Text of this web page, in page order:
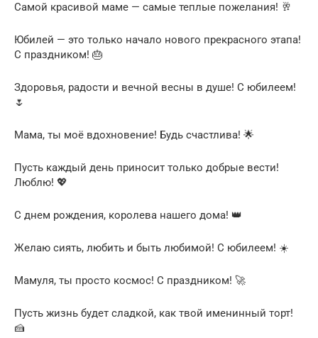
Самой красивой маме — самые теплые пожелания! 🥂
Юбилей — это только начало нового прекрасного этапа!
С праздником! 🎂
Здоровья, радости и вечной весны в душе! С юбилеем!
🌷
Мама, ты моё вдохновение! Будь счастлива! 🌟
Пусть каждый день приносит только добрые вести!
Люблю! 💖
С днем рождения, королева нашего дома! 👑
Желаю сиять, любить и быть любимой! С юбилеем! ☀️
Мамуля, ты просто космос! С праздником! 🚀
Пусть жизнь будет сладкой, как твой именинный торт!
🍰